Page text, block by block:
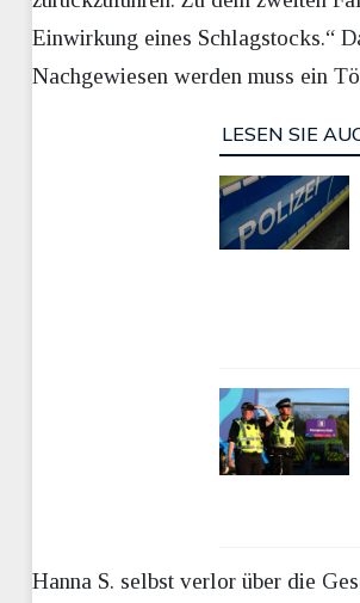
Einwirkung eines Schlagstocks.“
Nachgewiesen werden muss ein
LESEN SIE
Hanna S. selbst verlor über die